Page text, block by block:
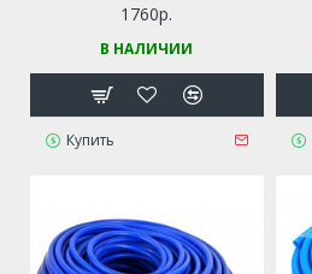
1760р.
В НАЛИЧИИ
Купить